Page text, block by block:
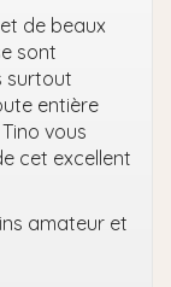
de beaux
sont
surtout
entière
vous
cet excellent
amateur et